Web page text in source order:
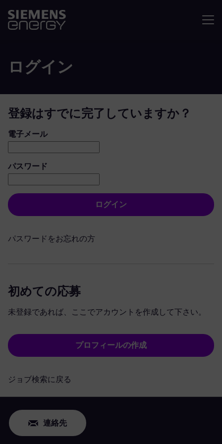
ログイン
登録はすでに完了していますか？
ログイン：ユーザーとパスワード
電子メール
パスワード
ログイン
パスワードをお忘れの方
初めての応募
未登録であれば、ここでアカウントを作成して下さい。
プロフィールの作成
ジョブ検索に戻る
連絡先